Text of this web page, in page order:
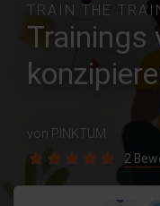
TRAIN THE
Trainings
von PINKTUM
2